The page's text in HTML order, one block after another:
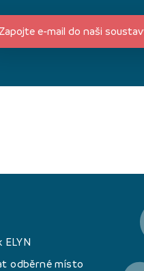
Zapojte e-mail do naši
odběrné místo